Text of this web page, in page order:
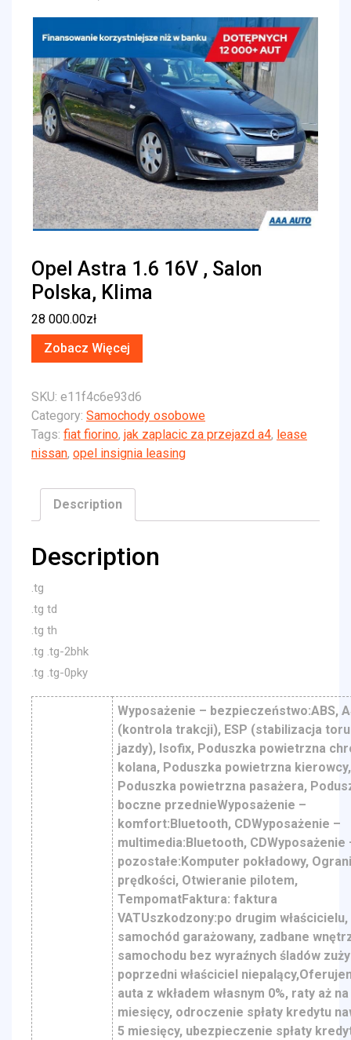
Opel Astra 1.6 16V , Salon
Polska, Klima
28 000.00zł
Zobacz Więcej
SKU: e11f4c6e93d6
Category: Samochody osobowe
Tags: fiat fiorino, jak zaplacic za przejazd a4, lease
nissan, opel insignia leasing
Description
Description
.tg
.tg td
.tg th
.tg .tg-2bhk
.tg .tg-0pky
Wyposażenie – bezpieczeństwo:ABS,
(kontrola trakcji), ESP (stabilizacja toru
jazdy), Isofix, Poduszka powietrzna
kolana, Poduszka powietrzna kierowcy,
Poduszka powietrzna pasażera,
boczne przednieWyposażenie –
komfort:Bluetooth, CDWyposażenie –
multimedia:Bluetooth, CDWyposażenie
pozostałe:Komputer pokładowy,
prędkości, Otwieranie pilotem,
TempomatFaktura: faktura
VATUszkodzony:po drugim właścicielu,
samochód garażowany, zadbane
samochodu bez wyraźnych śladów
poprzedni właściciel
auta z wkładem własnym 0%, raty aż
miesięcy, odroczenie spłaty kredytu
5 miesięcy, ubezpieczenie spłaty